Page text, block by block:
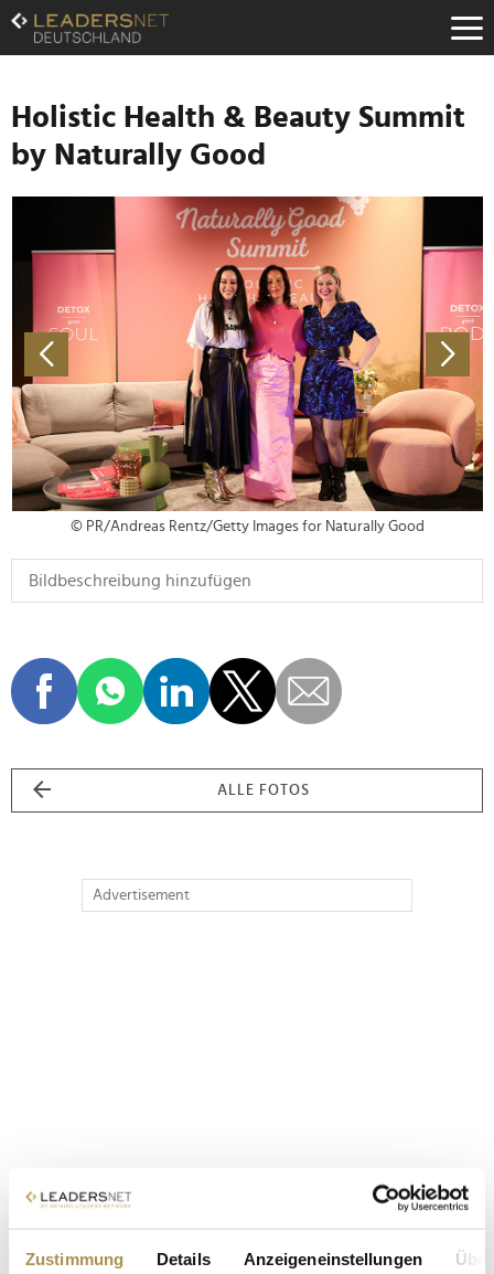
Zustimmung Details Anzeigeneinstellungen
Zum
Inhalt
Zur
Navigation
Zur
Hauptnavigation
Holistic Health & Beauty Summit
by Naturally Good
© PR/Andreas Rentz/Getty Images for Naturally Good
ALLE FOTOS
Advertisement